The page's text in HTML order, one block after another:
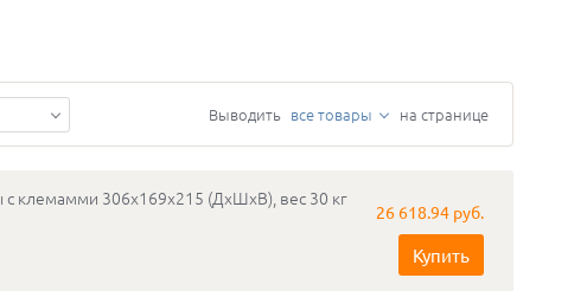
Выводить все товары на странице
с клемамми 306х169х215 (ДхШхВ), вес 30 кг
26 618.94 руб.
Купить